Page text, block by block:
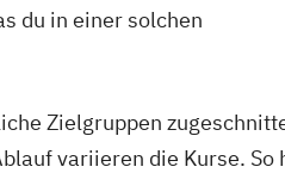
du in einer solchen
Zielgruppen
variieren die Kurse. So